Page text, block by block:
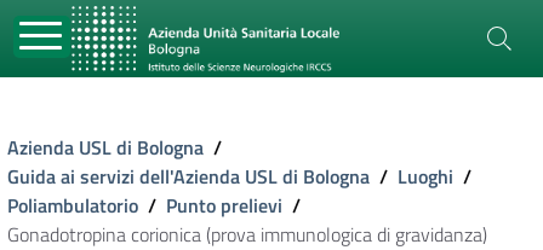
Azienda USL di Bologna /
Guida ai servizi dell'Azienda USL di Bologna / Luoghi /
Poliambulatorio / Punto prelievi /
Gonadotropina corionica (prova immunologica di gravidanza)